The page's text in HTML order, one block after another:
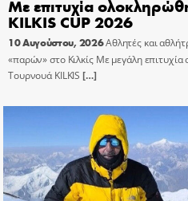
Με επιτυχία
KILKIS CUP 2026
10 Αυγούστου, 2026Αθλητές και
«παρών» στο Κιλκίς Με μεγάλη
Τουρνουά KILKIS […]